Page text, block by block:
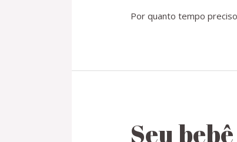
Por quanto tempo
Seu